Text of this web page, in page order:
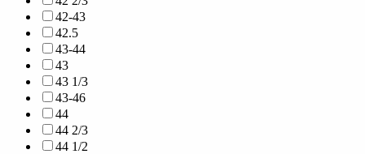
42-43
42.5
43-44
43
43 1/3
43-46
44
44 2/3
44 1/2